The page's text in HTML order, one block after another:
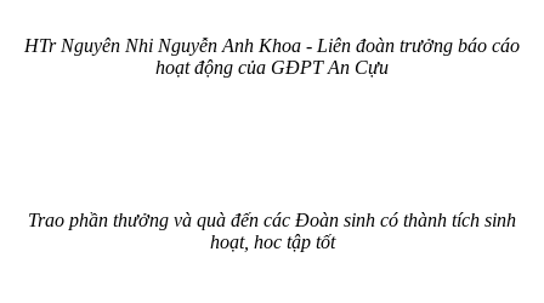
HTr Nguyên Nhi Nguyễn Anh Khoa - Liên đoàn trưởng báo cáo
hoạt động của GĐPT An Cựu
Trao phần thưởng và quà đến các Đoàn sinh có thành tích sinh
hoạt, hoc tập tốt